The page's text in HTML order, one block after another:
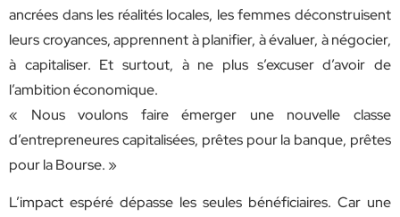
ancrées dans les réalités locales, les femmes déconstruisent
leurs croyances, apprennent à planifier, à évaluer, à négocier,
à capitaliser. Et surtout, à ne plus s’excuser d’avoir de
l’ambition économique.
« Nous voulons faire émerger une nouvelle classe
d’entrepreneures capitalisées, prêtes pour la banque, prêtes
pour la Bourse. »
L’impact espéré dépasse les seules bénéficiaires. Car une